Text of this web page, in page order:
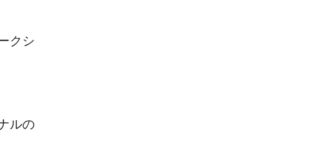
クシ
ルの